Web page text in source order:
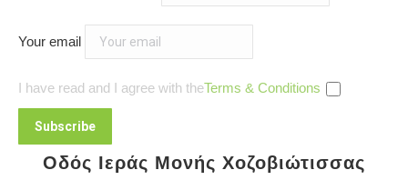
Your email
I have read and I agree with theTerms & Conditions
Οδός Ιεράς Μονής Χοζοβιώτισσας